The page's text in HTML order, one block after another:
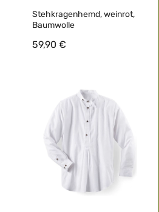
Stehkragenhemd, weinrot,
Baumwolle
59,90 €